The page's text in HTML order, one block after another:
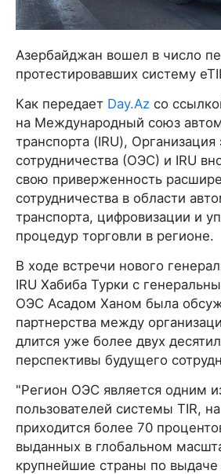
Азербайджан вошел в число
протестировавших систему
Как передает Day.Az со
на Международный союз
транспорта (IRU),
сотрудничества (ОЭС) и IRU
свою приверженность
сотрудничества в области
транспорта, цифровизации и
процедур торговли в регионе.
В ходе встречи нового
IRU Хабиба Турки с
ОЭС Асадом Ханом была
партнерства между
длится уже более двух
перспективы будущего
"Регион ОЭС является одним
пользователей системы TIR,
приходится более 70
выданных в глобальном
крупнейшие страны по